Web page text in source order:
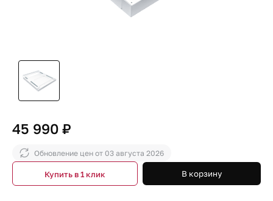
45 990 ₽
Обновление цен от 03 августа 2026
В корзину
Купить в 1 клик